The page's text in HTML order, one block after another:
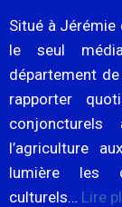
Situé à
le seul
département de
rapporter
l’agriculture
lumière les
culturels… Lire